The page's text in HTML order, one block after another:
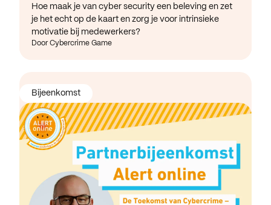
Hoe maak je van cyber security een beleving en zet
je het echt op de kaart en zorg je voor intrinsieke
motivatie bij medewerkers?
Door Cybercrime Game
Bijeenkomst